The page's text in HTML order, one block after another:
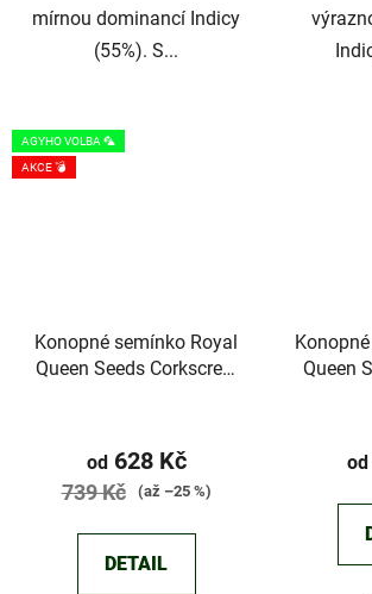
mírnou dominancí Indicy
(55%). S...
AGYHO VOLBA 🦜
AKCE 💣
Konopné semínko Royal
Queen Seeds Corkscrew
hodnocení
produktu
z
od628 Kč
739 Kč (až –25 %)
DETAIL
Queen
od